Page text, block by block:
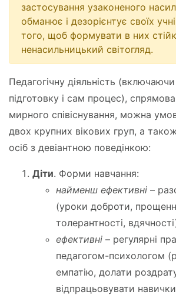
застосування узаконеного
обманює і дезорієнтує своїх
того, щоб формувати в них
ненасильницький світогляд.
Педагогічну діяльність
підготовку і сам процес),
мирного співіснування, можна
двох крупних вікових груп, а
осіб з девіантною поведінкою:
Діти. Форми навчання:
найменш ефективні –
(уроки доброти,
толерантності,
ефективні – регулярні
педагогом-психологом
емпатію, долати
відпрацьовувати